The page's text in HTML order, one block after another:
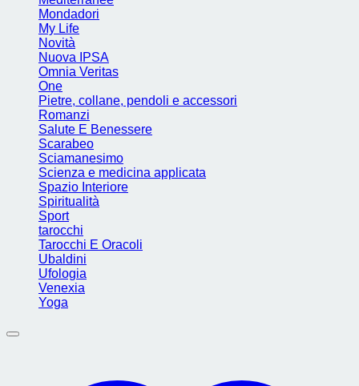
Mondadori
My Life
Novità
Nuova IPSA
Omnia Veritas
One
Pietre, collane, pendoli e accessori
Romanzi
Salute E Benessere
Scarabeo
Sciamanesimo
Scienza e medicina applicata
Spazio Interiore
Spiritualità
Sport
tarocchi
Tarocchi E Oracoli
Ubaldini
Ufologia
Venexia
Yoga